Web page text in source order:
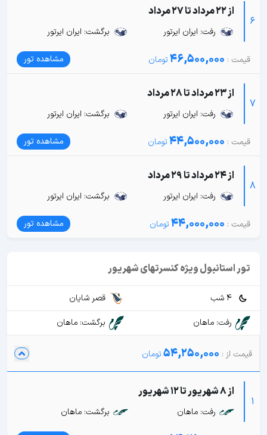
6
از 22 مرداد تا 27 مرداد
رفت: ایران ایرتور برگشت: ایران ایرتور
46,500,000 مشاهده تور
7
از 23 مرداد تا 28 مرداد
رفت: ایران ایرتور برگشت: ایران ایرتور
44,500,000 مشاهده تور
8
از 24 مرداد تا 29 مرداد
رفت: ایران ایرتور برگشت: ایران ایرتور
44,000,000 مشاهده تور
تور استانبول ویژه کنسرتهای شهریور
4 شب
قصر شایان
رفت: ماهان
برگشت: ماهان
54,250,000
1
از 8 شهریور تا 12 شهریور
رفت: ماهان برگشت: ماهان